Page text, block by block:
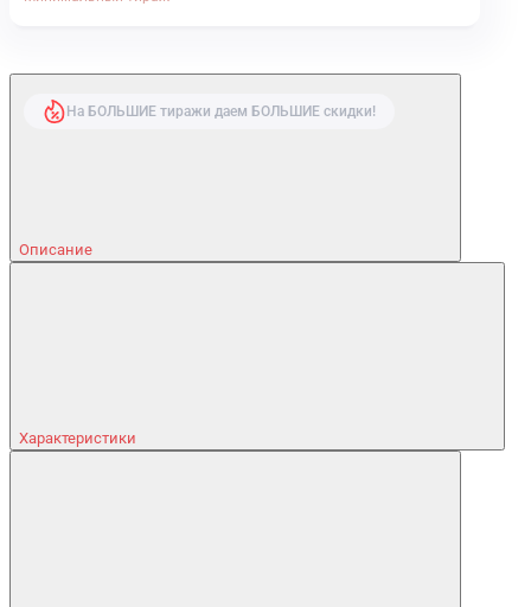
На БОЛЬШИЕ тиражи даем БОЛЬШИЕ скидки!
Описание
Характеристики